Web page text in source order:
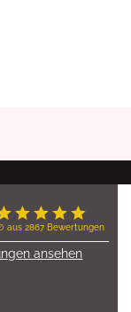
aus 2867 Bewertungen
ansehen